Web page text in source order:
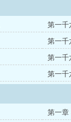
第一千
第一千
第一千
第一千
第一章